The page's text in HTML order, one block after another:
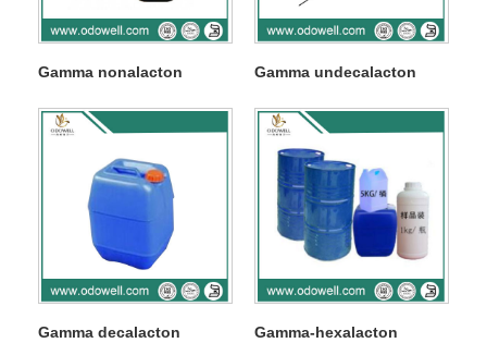
Gamma nonalacton Gamma undecalacton
Gamma decalacton Gamma-hexalacton